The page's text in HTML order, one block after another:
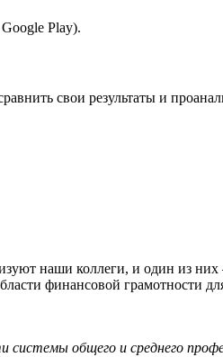
Play).
свои результаты и
наши коллеги, и один из
финансовой грамотности
системы общего и среднего